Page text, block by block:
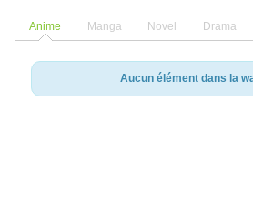
Anime Manga Novel Drama
Aucun élément dans la